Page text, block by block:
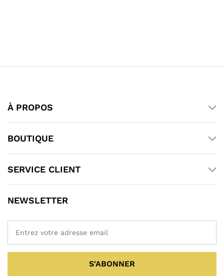
À PROPOS
BOUTIQUE
SERVICE CLIENT
NEWSLETTER